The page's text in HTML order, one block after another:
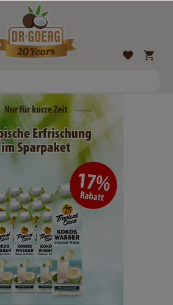
Liste
Mon
panier